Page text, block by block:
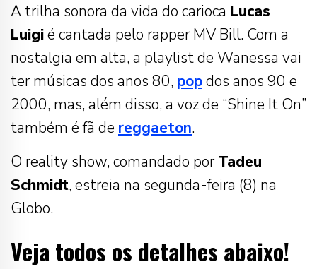
A trilha sonora da vida do carioca Lucas
Luigié cantada pelo rapper MV Bill. Com a
nostalgia em alta, a playlist de Wanessa vai
ter músicas dos anos 80, popdos anos 90 e
2000, mas, além disso, a voz de “Shine It On”
também é fã de reggaeton.
O reality show, comandado por Tadeu
Schmidt, estreia na segunda-feira (8) na
Globo.
Veja todos os detalhes abaixo!